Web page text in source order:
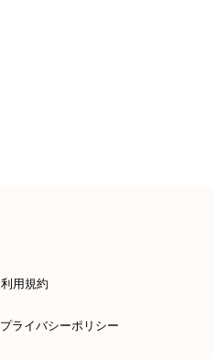
利用規約
プライバシーポリシー